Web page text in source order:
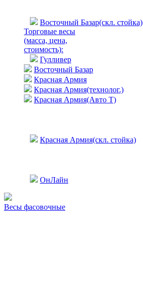
Восточный Базар(скл. стойка)
Торговые весы
(масса, цена,
стоимость):
Гулливер
Восточный Базар
Красная Армия
Красная Армия(технолог.)
Красная Армия(Авто Т)
Красная Армия(скл. стойка)
ОнЛайн
Весы фасовочные